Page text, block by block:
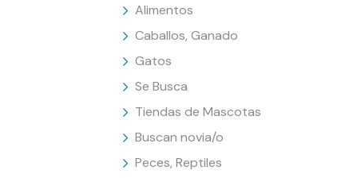
Alimentos
Caballos, Ganado
Gatos
Se Busca
Tiendas de Mascotas
Buscan novia/o
Peces, Reptiles